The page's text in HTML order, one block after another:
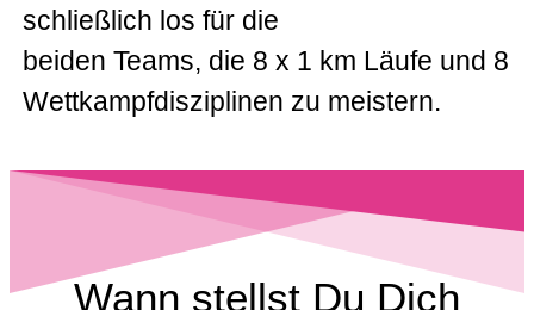
schließlich los für die
beiden Teams, die 8 x 1 km Läufe und 8
Wettkampfdisziplinen zu meistern.
Wann stellst Du Dich